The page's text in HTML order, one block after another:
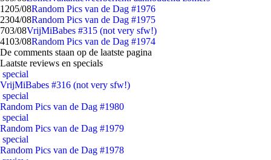
1205/08Random Pics van de Dag #1976
2304/08Random Pics van de Dag #1975
703/08VrijMiBabes #315 (not very sfw!)
4103/08Random Pics van de Dag #1974
De comments staan op de laatste pagina
Laatste reviews en specials
special
VrijMiBabes #316 (not very sfw!)
special
Random Pics van de Dag #1980
special
Random Pics van de Dag #1979
special
Random Pics van de Dag #1978